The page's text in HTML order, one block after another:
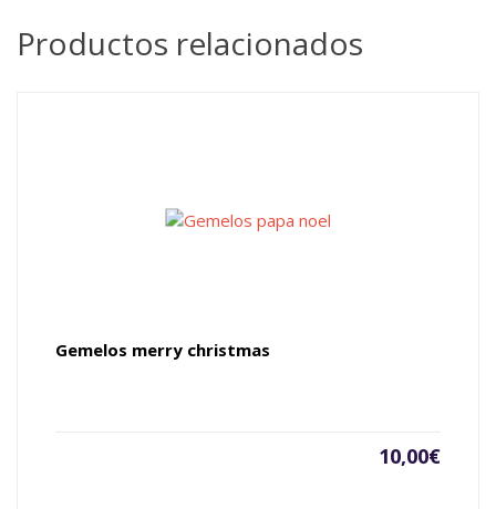
Productos relacionados
Gemelos merry christmas
10,00€